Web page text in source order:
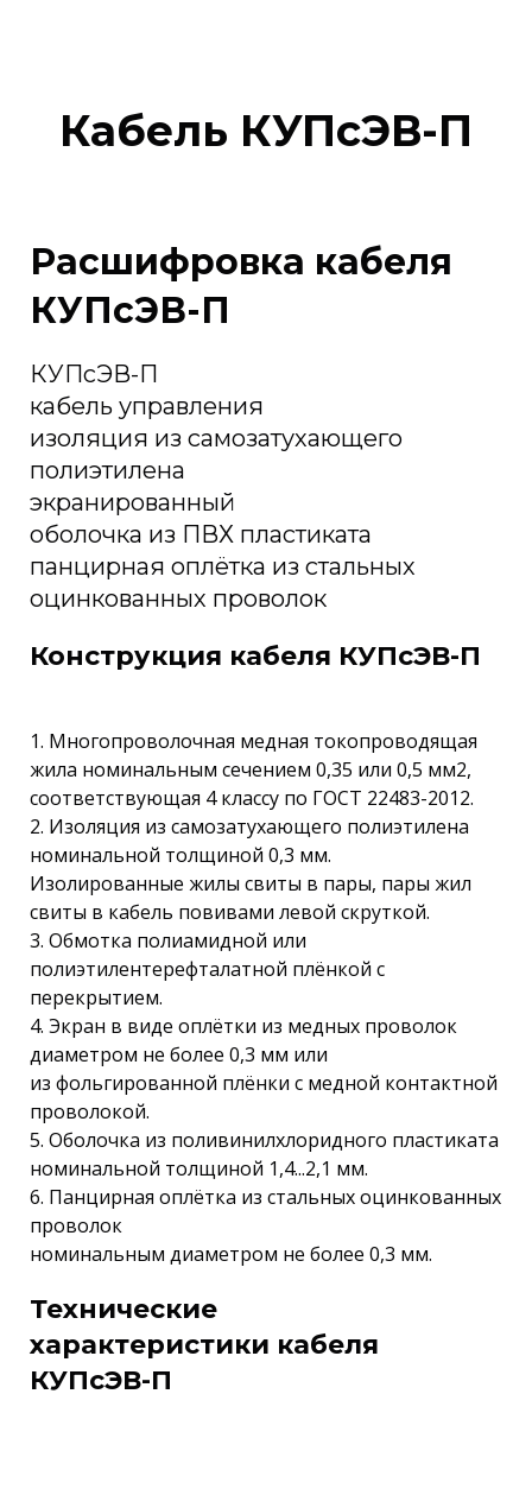
Кабель КУПсЭВ-П
Расшифровка кабеля
КУПсЭВ-П
КУПсЭВ-П
кабель управления
изоляция из самозатухающего
полиэтилена
экранированный
оболочка из ПВХ пластиката
панцирная оплётка из стальных
оцинкованных проволок
Конструкция кабеля КУПсЭВ-П
1. Многопроволочная медная токопроводящая
жила номинальным сечением 0,35 или 0,5 мм2,
соответствующая 4 классу по ГОСТ 22483-2012.
2. Изоляция из самозатухающего полиэтилена
номинальной толщиной 0,3 мм.
Изолированные жилы свиты в пары, пары жил
свиты в кабель повивами левой скруткой.
3. Обмотка полиамидной или
полиэтилентерефталатной плёнкой с
перекрытием.
4. Экран в виде оплётки из медных проволок
диаметром не более 0,3 мм или
из фольгированной плёнки с медной контактной
проволокой.
5. Оболочка из поливинилхлоридного пластиката
номинальной толщиной 1,4...2,1 мм.
6. Панцирная оплётка из стальных оцинкованных
проволок
номинальным диаметром не более 0,3 мм.
Технические
характеристики кабеля
КУПсЭВ-П